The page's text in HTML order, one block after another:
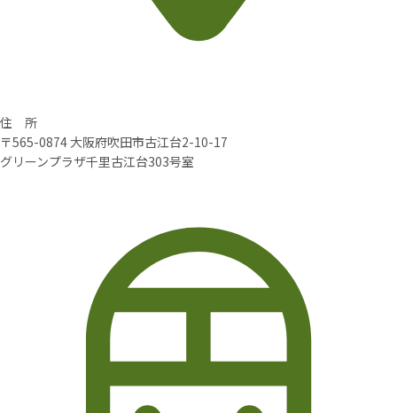
住 所
〒565-0874 大阪府吹田市古江台2-10-17
グリーンプラザ千里古江台303号室